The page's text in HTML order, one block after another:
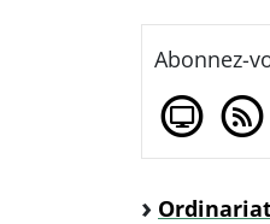
Abonnez-